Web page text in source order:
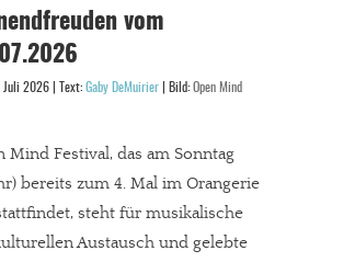
vom
Juli 2026 | Text: Gaby DeMuirier | Bild: Open Mind
Mind Festival, das am Sonntag
bereits zum 4. Mal im Orangerie
steht für musikalische
Austausch und gelebte